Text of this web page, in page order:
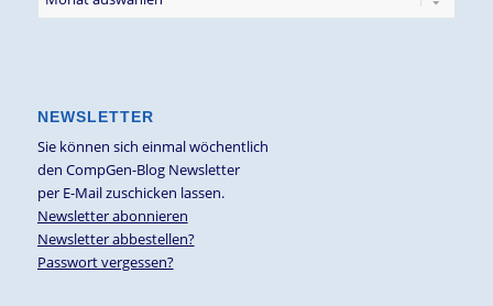
NEWSLETTER
Sie können sich einmal wöchentlich
den CompGen-Blog Newsletter
per E-Mail zuschicken lassen.
Newsletter abonnieren
Newsletter abbestellen?
Passwort vergessen?